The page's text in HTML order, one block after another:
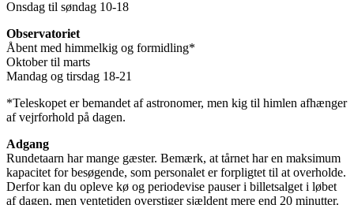
Onsdag til søndag 10-18
Observatoriet
Åbent med himmelkig og formidling*
Oktober til marts
Mandag og tirsdag 18-21
*Teleskopet er bemandet af astronomer, men kig til himlen afhænger
af vejrforhold på dagen.
Adgang
Rundetaarn har mange gæster. Bemærk, at tårnet har en maksimum
kapacitet for besøgende, som personalet er forpligtet til at overholde.
Derfor kan du opleve kø og periodevise pauser i billetsalget i løbet
af dagen, men ventetiden overstiger sjældent mere end 20 minutter.